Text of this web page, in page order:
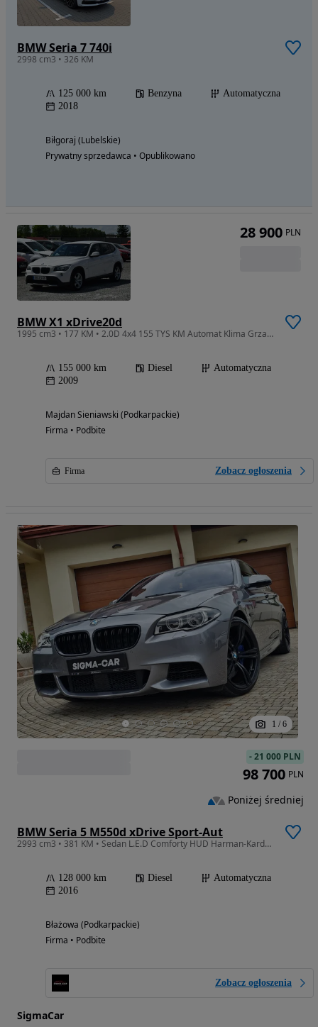
BMW Seria 7 740i
2998 cm3 • 326 KM
125 000 km Benzyna
Automatyczna
2018
Biłgoraj (Lubelskie)
Prywatny sprzedawca • Opublikowano
BMW X1 xDrive20d
1995 cm3 • 177 KM • 2.0D 4x4 155 TYS KM Automat Klima Grzane Fotele Sprowadzony
155 000 km Diesel
Automatyczna
2009
Majdan Sieniawski (Podkarpackie)
Firma • Podbite
Firma Zobacz ogłoszenia
28 900 PLN
1 / 6
BMW Seria 5 M550d xDrive Sport-Aut
2993 cm3 • 381 KM • Sedan L.E.D Comforty HUD Harman-Kardon Mały przebieg- Dobra cena !!
128 000 km Diesel
Automatyczna
2016
Błażowa (Podkarpackie)
Firma • Podbite
Zobacz ogłoszenia
SigmaCar
-21 000 PLN
98 700 PLN
Poniżej średniej